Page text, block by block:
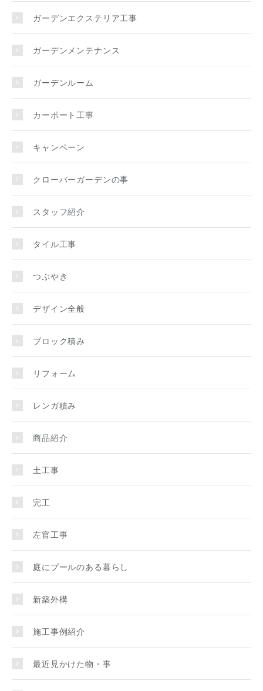
ガーデンエクステリア工事
ガーデンメンテナンス
ガーデンルーム
カーポート工事
キャンペーン
クローバーガーデンの事
スタッフ紹介
タイル工事
つぶやき
デザイン全般
ブロック積み
リフォーム
レンガ積み
商品紹介
土工事
完工
左官工事
庭にプールのある暮らし
新築外構
施工事例紹介
最近見かけた物・事